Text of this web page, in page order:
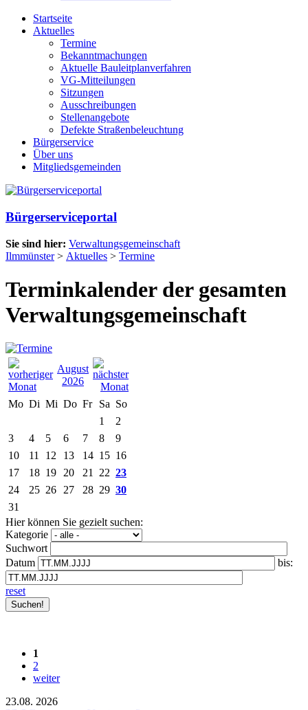
Startseite
Aktuelles
Termine
Bekanntmachungen
Aktuelle Bauleitplanverfahren
VG-Mitteilungen
Sitzungen
Ausschreibungen
Stellenangebote
Defekte Straßenbeleuchtung
Bürgerservice
Über uns
Mitgliedsgemeinden
Bürgerserviceportal
Sie sind hier: Verwaltungsgemeinschaft
Ilmmünster> Aktuelles > Termine
Terminkalender der gesamten
Verwaltungsgemeinschaft
August
2026
Mo Di Mi Do Fr Sa So
1
2
3
4 5 6 7 8
9
10
11 12 13 14 15 16
17
18 19 20 21 22 23
24
25 26 27 28 29 30
31
Hier können Sie gezielt suchen:
Kategorie
Suchwort
Datum
bis:
reset
1
2
weiter
23.08. 2026